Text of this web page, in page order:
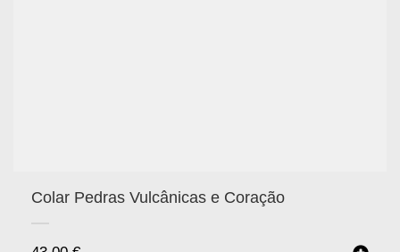
Colar Pedras Vulcânicas e Coração